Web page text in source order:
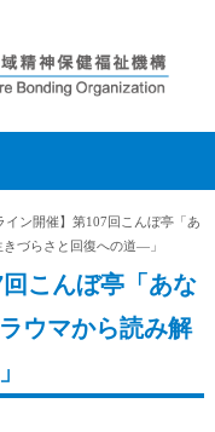
ン開催】第107回こんぼ亭「あ
づらさと回復への道―」
回こんぼ亭「あな
ウマから読み解